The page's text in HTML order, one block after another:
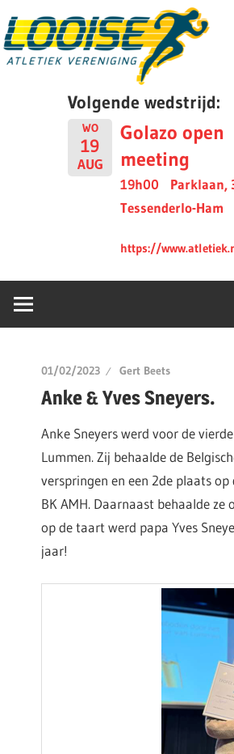
to
content
Volgende wedstrijd:
WO
19
AUG
Golazo open
meeting
19h00
Parklaan,
Tessenderlo-Ham
https://
01/02/2023 Gert Beets
Anke & Yves Sneyers.
Anke Sneyers werd voor de
Lummen. Zij behaalde de
verspringen en een 2de plaats
BK AMH. Daarnaast behaalde
op de taart werd papa Yves
jaar!